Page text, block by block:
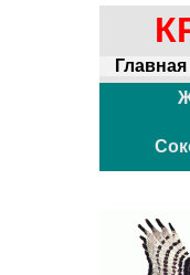
Главная